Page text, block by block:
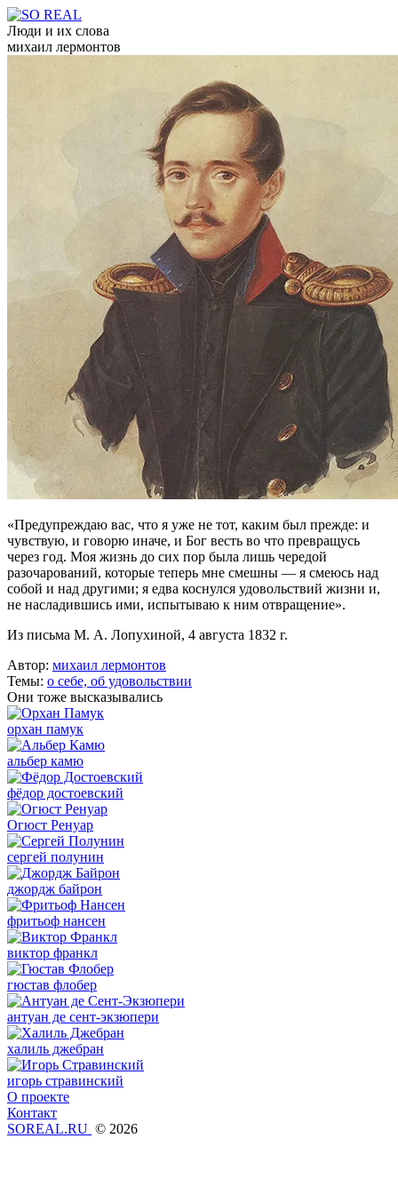
Люди и их слова
михаил лермонтов
«Предупреждаю вас, что я уже не тот, каким был прежде: и
чувствую, и говорю иначе, и Бог весть во что превращусь
через год. Моя жизнь до сих пор была лишь чередой
разочарований, которые теперь мне смешны — я смеюсь над
собой и над другими; я едва коснулся удовольствий жизни и,
не насладившись ими, испытываю к ним отвращение».
Из письма М. А. Лопухиной, 4 августа 1832 г.
Автор: михаил лермонтов
Темы: о себе, об удовольствии
Они тоже высказывались
орхан памук
альбер камю
фёдор достоевский
Огюст Ренуар
сергей полунин
джордж байрон
фритьоф нансен
виктор франкл
гюстав флобер
антуан де сент-экзюпери
халиль джебран
игорь стравинский
О проекте
Контакт
SOREAL.RU © 2026